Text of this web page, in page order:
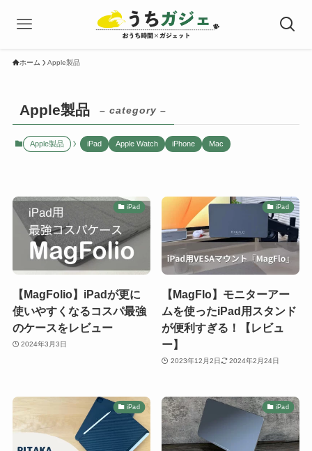
ホーム Apple製品
Apple製品 – category –
Apple製品 iPad Apple Watch iPhone Mac
iPad
【MagFolio】iPadが更に
使いやすくなるコスパ最強
のケースをレビュー
2024年3月3日
iPad
【MagFlo】モニターアー
ムを使ったiPad用スタンド
が便利すぎる！【レビュ
ー】
2023年12月2日 2024年2月24日
iPad iPad